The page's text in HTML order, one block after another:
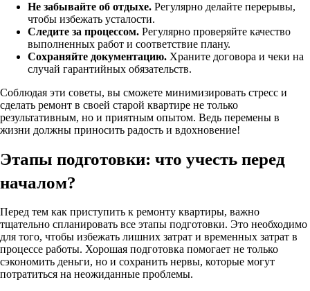
Не забывайте об отдыхе. Регулярно делайте перерывы,
чтобы избежать усталости.
Следите за процессом. Регулярно проверяйте качество
выполненных работ и соответствие плану.
Сохраняйте документацию. Храните договора и чеки на
случай гарантийных обязательств.
Соблюдая эти советы, вы сможете минимизировать стресс и
сделать ремонт в своей старой квартире не только
результативным, но и приятным опытом. Ведь перемены в
жизни должны приносить радость и вдохновение!
Этапы подготовки: что учесть перед
началом?
Перед тем как приступить к ремонту квартиры, важно
тщательно спланировать все этапы подготовки. Это необходимо
для того, чтобы избежать лишних затрат и временных затрат в
процессе работы. Хорошая подготовка помогает не только
сэкономить деньги, но и сохранить нервы, которые могут
потратиться на неожиданные проблемы.